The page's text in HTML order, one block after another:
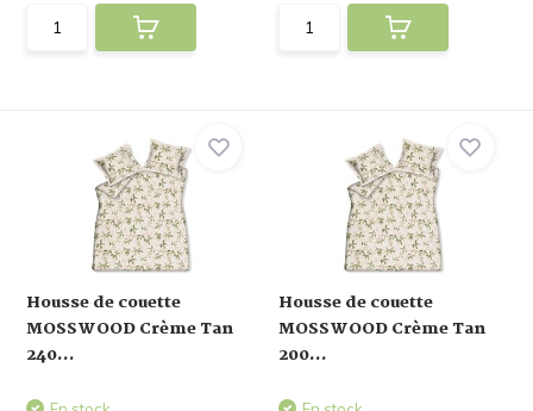
Housse de couette
MOSSWOOD Crème Tan
240...
Housse de couette
MOSSWOOD Crème Tan
200...